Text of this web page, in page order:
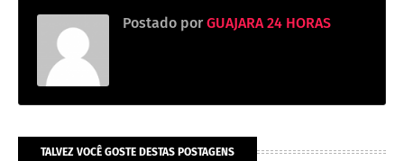
Postado por GUAJARA 24 HORAS
TALVEZ VOCÊ GOSTE DESTAS POSTAGENS